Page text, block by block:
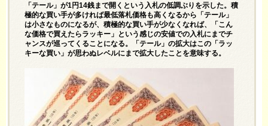
「テール」が1円14銭まで開くという入札の低調ぶりを示した。積
極的な買い手が多ければ最低落札価格も高くなるから「テール」
は小さなものになるが、積極的な買い手が少なくなれば、「こん
な価格で買えたらラッキー」という感じの安値での入札にまでチ
ャンスが巡ってくることになる。「テール」の拡大はこの「ラッ
キーな買い」が思わぬレベルにまで拡大したことを意味する。